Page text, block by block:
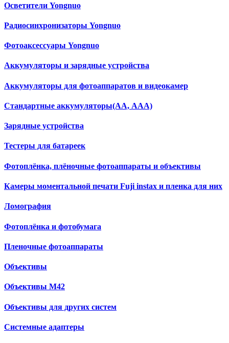
Осветители Yongnuo
Радиосинхронизаторы Yongnuo
Фотоаксессуары Yongnuo
Аккумуляторы и зарядные устройства
Аккумуляторы для фотоаппаратов и видеокамер
Cтандартные аккумуляторы(АА, ААА)
Зарядные устройства
Тестеры для батареек
Фотоплёнка, плёночные фотоаппараты и объективы
Камеры моментальной печати Fuji instax и пленка для них
Ломография
Фотоплёнка и фотобумага
Пленочные фотоаппараты
Объективы
Объективы М42
Объективы для других систем
Cистемные адаптеры